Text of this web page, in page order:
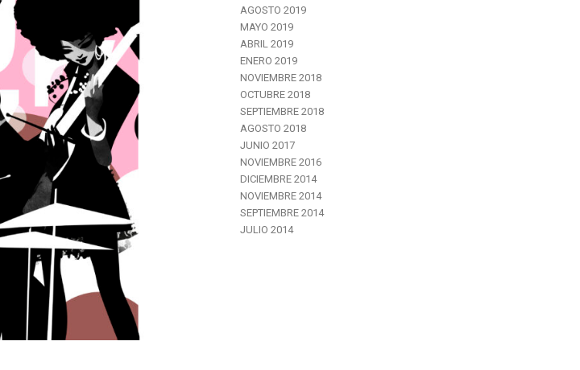
AGOSTO 2019
MAYO 2019
ABRIL 2019
ENERO 2019
NOVIEMBRE 2018
OCTUBRE 2018
SEPTIEMBRE 2018
AGOSTO 2018
JUNIO 2017
NOVIEMBRE 2016
DICIEMBRE 2014
NOVIEMBRE 2014
SEPTIEMBRE 2014
JULIO 2014